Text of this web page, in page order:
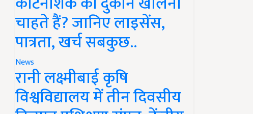
चाहते हैं? जानिए लाइसेंस,
पात्रता, खर्च सबकुछ..
News
रानी लक्ष्मीबाई कृषि
विश्वविद्यालय में तीन दिवसीय